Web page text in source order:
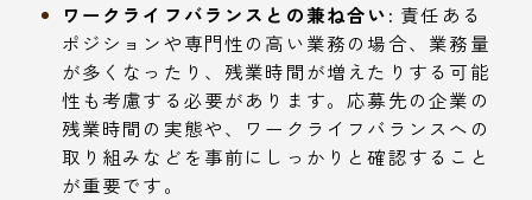
ワークライフバランスとの兼ね合い: 責任ある
ポジションや専門性の高い業務の場合、業務量
が多くなったり、残業時間が増えたりする可能
性も考慮する必要があります。応募先の企業の
残業時間の実態や、ワークライフバランスへの
取り組みなどを事前にしっかりと確認すること
が重要です。